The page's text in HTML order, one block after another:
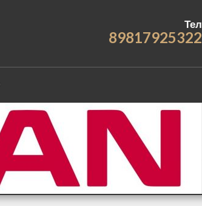
Тел
89817925322